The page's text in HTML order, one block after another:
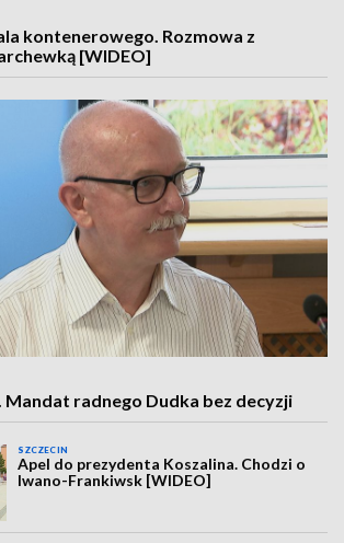
kontenerowego. Rozmowa z
[WIDEO]
Mandat radnego Dudka bez decyzji
SZCZECIN
Apel do prezydenta Koszalina. Chodzi o
Iwano-Frankiwsk [WIDEO]